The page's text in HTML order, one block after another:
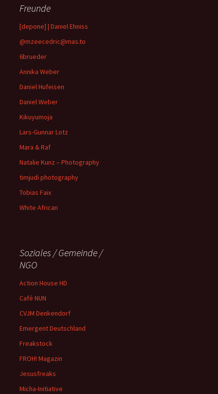
Freunde
[depone] | Daniel Ehniss
@mzeecedric@mas.to
6brueder
Annika Weber
Daniel Hufeisen
Daniel Weber
Kikuyumoja
Lars-Gunnar Lotz
Mara & Raf
Natalie Kunz – Photography
timjudi photography
Tobias Faix
White African
Soziales / Gemeinde /
NGO
Action House HD
Café NUN
CVJM Denkendorf
Emergent Deutschland
Freakstock
FROH! Magazin
Jesusfreaks
Micha-Initiative